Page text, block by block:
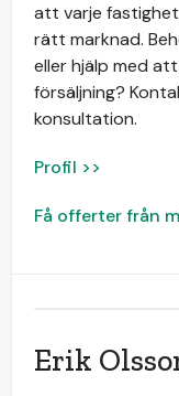
att varje
rätt marknad.
eller hjälp med
försäljning?
konsultation.
Profil >>
Få offerter från
Erik